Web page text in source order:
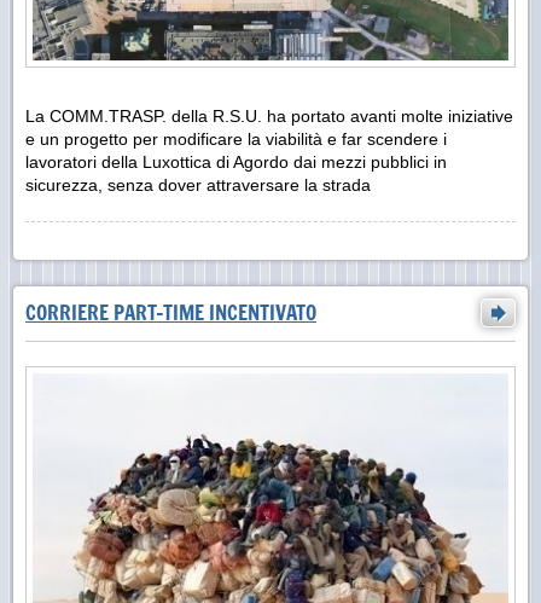
La COMM.TRASP. della R.S.U. ha portato avanti molte iniziative
e un progetto per modificare la viabilità e far scendere i
lavoratori della Luxottica di Agordo dai mezzi pubblici in
sicurezza, senza dover attraversare la strada
CORRIERE PART-TIME INCENTIVATO